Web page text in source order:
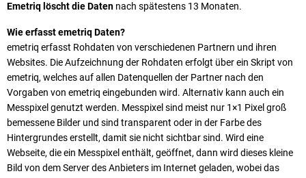
Emetriq löscht die Daten nach spätestens 13 Monaten.
Wie erfasst emetriq Daten?
emetriq erfasst Rohdaten von verschiedenen Partnern und ihren
Websites. Die Aufzeichnung der Rohdaten erfolgt über ein Skript von
emetriq, welches auf allen Datenquellen der Partner nach den
Vorgaben von emetriq eingebunden wird. Alternativ kann auch ein
Messpixel genutzt werden. Messpixel sind meist nur 1×1 Pixel groß
bemessene Bilder und sind transparent oder in der Farbe des
Hintergrundes erstellt, damit sie nicht sichtbar sind. Wird eine
Webseite, die ein Messpixel enthält, geöffnet, dann wird dieses kleine
Bild von dem Server des Anbieters im Internet geladen, wobei das